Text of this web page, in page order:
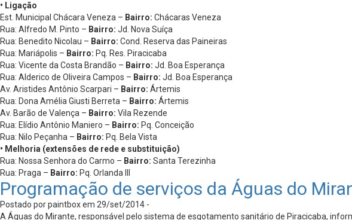
• Ligação
Est. Municipal Chácara Veneza – Bairro: Chácaras Veneza
Rua: Alfredo M. Pinto – Bairro: Jd. Nova Suíça
Rua: Benedito Nicolau – Bairro: Cond. Reserva das Paineiras
Rua: Mariápolis – Bairro: Pq. Res. Piracicaba
Rua: Vicente da Costa Brandão – Bairro: Jd. Boa Esperança
Rua: Alderico de Oliveira Campos – Bairro: Jd. Boa Esperança
Av. Aristides Antônio Scarpari – Bairro: Ártemis
Rua: Dona Amélia Giusti Berreta – Bairro: Ártemis
Av. Barão de Valença – Bairro: Vila Rezende
Rua: Elídio Antônio Maniero – Bairro: Pq. Conceição
Rua: Nilo Peçanha – Bairro: Pq. Bela Vista
• Melhoria (extensões de rede e substituição)
Rua: Nossa Senhora do Carmo – Bairro: Santa Terezinha
Rua: Praga – Bairro: Pq. Orlanda III
Programação de serviços da Águas do
Postado por paintbox em 29/set/2014 -
A Águas do Mirante, responsável pelo sistema de esgotamento sanitário de Piracicaba,